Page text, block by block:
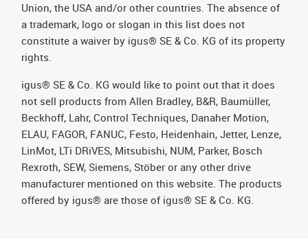
Union, the USA and/or other countries. The absence of
a trademark, logo or slogan in this list does not
constitute a waiver by igus® SE & Co. KG of its property
rights.
igus® SE & Co. KG would like to point out that it does
not sell products from Allen Bradley, B&R, Baumüller,
Beckhoff, Lahr, Control Techniques, Danaher Motion,
ELAU, FAGOR, FANUC, Festo, Heidenhain, Jetter, Lenze,
LinMot, LTi DRiVES, Mitsubishi, NUM, Parker, Bosch
Rexroth, SEW, Siemens, Stöber or any other drive
manufacturer mentioned on this website. The products
offered by igus® are those of igus® SE & Co. KG.